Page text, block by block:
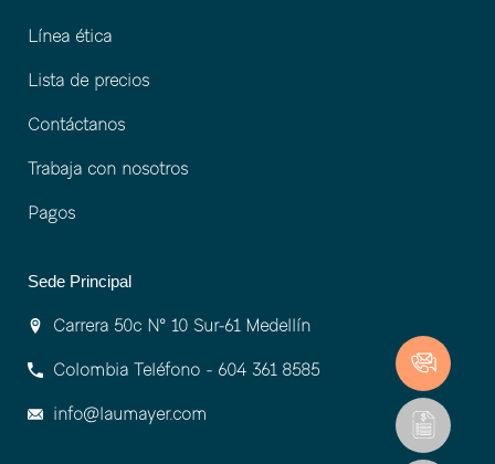
Línea ética
Lista de precios
Contáctanos
Trabaja con nosotros
Pagos
Sede Principal
Carrera 50c Nº 10 Sur-61 Medellín
Colombia Teléfono - 604 361 8585
info@laumayer.com